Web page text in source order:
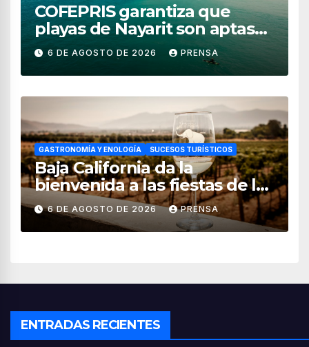
COFEPRIS garantiza que
playas de Nayarit son aptas
para uso recreativo
6 DE AGOSTO DE 2026 PRENSA
GASTRONOMÍA Y ENOLOGÍA SUCESOS TURÍSTICOS
Baja California da la
bienvenida a las fiestas de la
vendimia 2026
6 DE AGOSTO DE 2026 PRENSA
ENTRADAS RECIENTES